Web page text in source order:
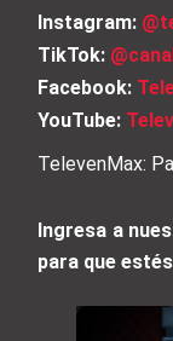
Instagram:
TikTok:
Facebook:
YouTube:
TelevenMax:
Ingresa a
para que